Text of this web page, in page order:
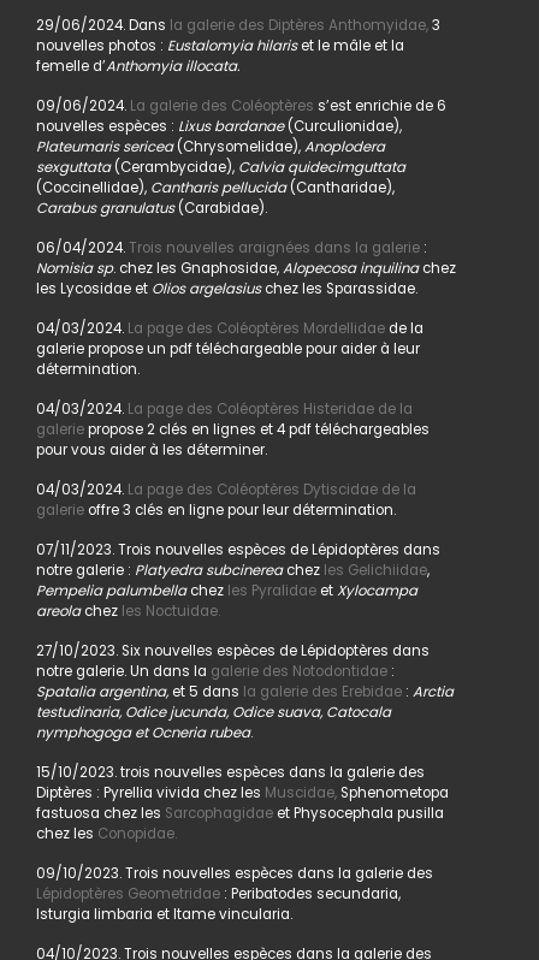
29/06/2024. Dans la galerie des Diptères Anthomyidae,3
nouvelles photos : Eustalomyia hilariset le mâle et la
femelle d’Anthomyia illocata.
09/06/2024.La galerie des Coléoptères s’est enrichie de 6
nouvelles espèces : Lixus bardanae(Curculionidae),
Plateumaris sericea(Chrysomelidae),Anoplodera
sexguttata(Cerambycidae), Calvia quidecimguttata
(Coccinellidae), Cantharis pellucida(Cantharidae),
Carabus granulatus(Carabidae).
06/04/2024.Trois nouvelles araignées dans la galerie:
Nomisia sp. chez les Gnaphosidae,Alopecosa inquilinachez
les Lycosidae et Olios argelasiuschez les Sparassidae.
04/03/2024. La page des Coléoptères Mordellidaede la
galerie propose un pdf téléchargeable pour aider à leur
détermination.
04/03/2024. La page des Coléoptères Histeridae de la
galeriepropose 2 clés en lignes et 4 pdf téléchargeables
pour vous aider à les déterminer.
04/03/2024. La page des Coléoptères Dytiscidae de la
galerieoffre 3 clés en ligne pour leur détermination.
07/11/2023. Trois nouvelles espèces de Lépidoptères dans
notre galerie : Platyedra subcinereachez les Gelichiidae,
Pempelia palumbellachez les PyralidaeetXylocampa
areolachez les Noctuidae.
27/10/2023. Six nouvelles espèces de Lépidoptères dans
notre galerie. Un dans la galerie des Notodontidae:
Spatalia argentina, et 5 dans la galerie des Erebidae: Arctia
testudinaria, Odice jucunda, Odice suava, Catocala
nymphogoga et Ocneria rubea.
15/10/2023. trois nouvelles espèces dans la galerie des
Diptères : Pyrellia vivida chez les Muscidae,Sphenometopa
fastuosa chez les Sarcophagidaeet Physocephala pusilla
chez les Conopidae.
09/10/2023. Trois nouvelles espèces dans la galerie des
Lépidoptères Geometridae: Peribatodes secundaria,
Isturgia limbaria et Itame vincularia.
04/10/2023. Trois nouvelles espèces dans la galerie des